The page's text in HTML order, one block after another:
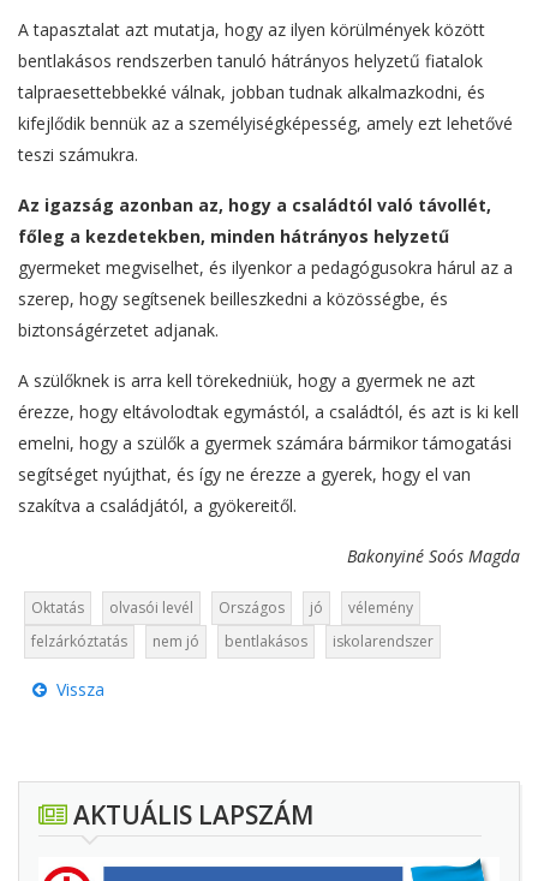
A tapasztalat azt mutatja, hogy az ilyen körülmények között
bentlakásos rendszerben tanuló hátrányos helyzetű fiatalok
talpraesettebbekké válnak, jobban tudnak alkalmazkodni, és
kifejlődik bennük az a személyiségképesség, amely ezt lehetővé
teszi számukra.
Az igazság azonban az, hogy a családtól való távollét,
főleg a kezdetekben, minden hátrányos helyzetű
gyermeket megviselhet, és ilyenkor a pedagógusokra hárul az a
szerep, hogy segítsenek beilleszkedni a közösségbe, és
biztonságérzetet adjanak.
A szülőknek is arra kell törekedniük, hogy a gyermek ne azt
érezze, hogy eltávolodtak egymástól, a családtól, és azt is ki kell
emelni, hogy a szülők a gyermek számára bármikor támogatási
segítséget nyújthat, és így ne érezze a gyerek, hogy el van
szakítva a családjától, a gyökereitől.
Bakonyiné Soós Magda
Oktatás olvasói levél Országos jó
vélemény
felzárkóztatás
nem jó bentlakásos iskolarendszer
Vissza
AKTUÁLIS LAPSZÁM